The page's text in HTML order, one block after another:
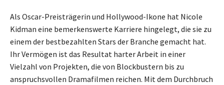
Als Oscar-Preisträgerin und Hollywood-Ikone hat Nicole
Kidman eine bemerkenswerte Karriere hingelegt, die sie zu
einem der bestbezahlten Stars der Branche gemacht hat.
Ihr Vermögen ist das Resultat harter Arbeit in einer
Vielzahl von Projekten, die von Blockbustern bis zu
anspruchsvollen Dramafilmen reichen. Mit dem Durchbruch